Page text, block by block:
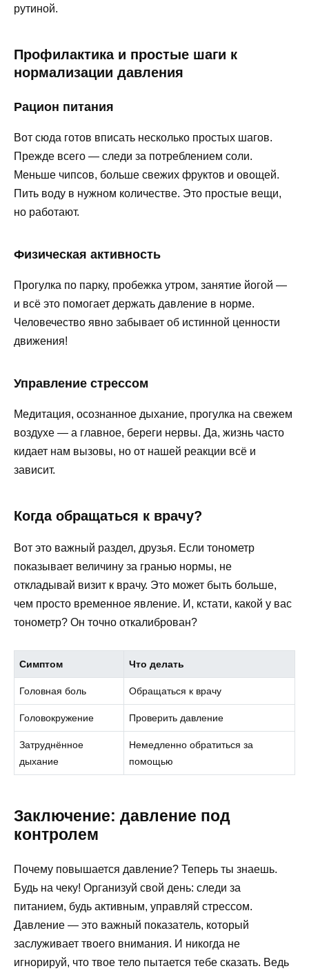
рутиной.
Профилактика и простые шаги к
нормализации давления
Рацион питания
Вот сюда готов вписать несколько простых шагов.
Прежде всего — следи за потреблением соли.
Меньше чипсов, больше свежих фруктов и овощей.
Пить воду в нужном количестве. Это простые вещи,
но работают.
Физическая активность
Прогулка по парку, пробежка утром, занятие йогой —
и всё это помогает держать давление в норме.
Человечество явно забывает об истинной ценности
движения!
Управление стрессом
Медитация, осознанное дыхание, прогулка на свежем
воздухе — а главное, береги нервы. Да, жизнь часто
кидает нам вызовы, но от нашей реакции всё и
зависит.
Когда обращаться к врачу?
Вот это важный раздел, друзья. Если тонометр
показывает величину за гранью нормы, не
откладывай визит к врачу. Это может быть больше,
чем просто временное явление. И, кстати, какой у вас
тонометр? Он точно откалиброван?
Симптом Что делать
Головная боль Обращаться к врачу
Головокружение Проверить давление
Затруднённое
дыхание
Немедленно обратиться за
помощью
Заключение: давление под
контролем
Почему повышается давление? Теперь ты знаешь.
Будь на чеку! Организуй свой день: следи за
питанием, будь активным, управляй стрессом.
Давление — это важный показатель, который
заслуживает твоего внимания. И никогда не
игнорируй, что твое тело пытается тебе сказать. Ведь